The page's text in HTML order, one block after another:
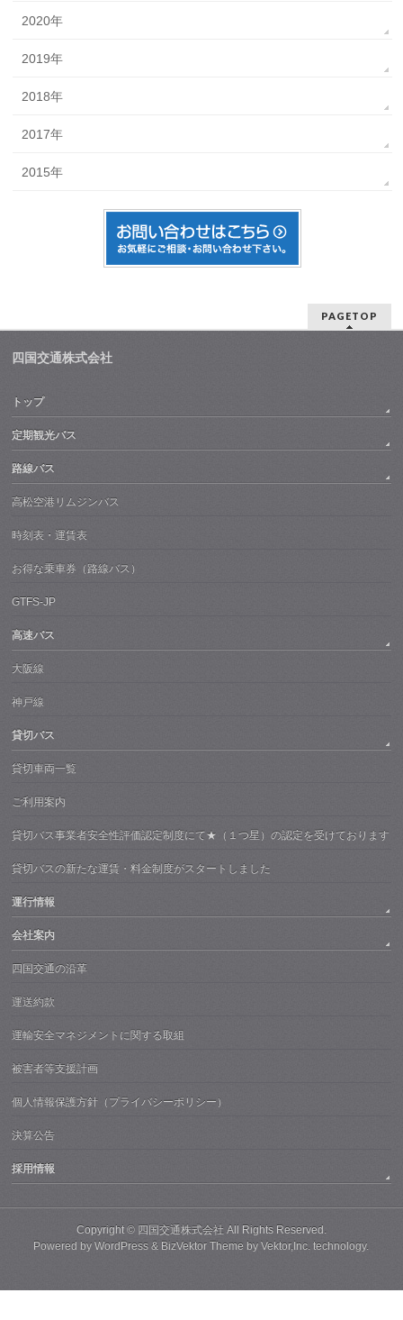
2020年
2019年
2018年
2017年
2015年
PAGETOP
四国交通株式会社
トップ
定期観光バス
路線バス
高松空港リムジンバス
時刻表・運賃表
お得な乗車券（路線バス）
GTFS-JP
高速バス
大阪線
神戸線
貸切バス
貸切車両一覧
ご利用案内
貸切バス事業者安全性評価認定制度にて★（１つ星）の認定を受けております
貸切バスの新たな運賃・料金制度がスタートしました
運行情報
会社案内
四国交通の沿革
運送約款
運輸安全マネジメントに関する取組
被害者等支援計画
個人情報保護方針（プライバシーポリシー）
決算公告
採用情報
Copyright © 四国交通株式会社All Rights Reserved.
Powered byWordPress & BizVektor Theme byVektor,Inc. technology.